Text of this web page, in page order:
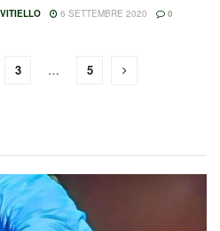
6 SETTEMBRE 2020 0
3 … 5